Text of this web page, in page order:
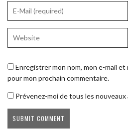
Enregistrer mon nom, mon e-mail
pour mon prochain commentaire.
Prévenez-moi de tous les nouveaux